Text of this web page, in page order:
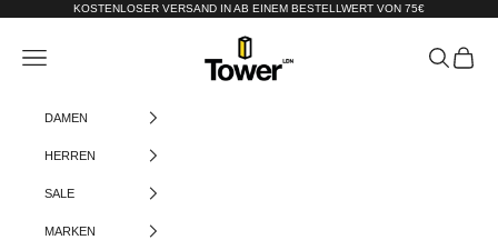
Zum Inhalt springenKOSTENLOSER VERSAND IN AB EINEM BESTELLWERT VON 75€
Tower-London.De
Menü Suchen
DAMEN
HERREN
SALE
MARKEN